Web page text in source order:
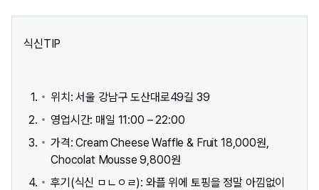
식신TIP
위치: 서울 강남구 도산대로49길 39 ​
영업시간: 매일 11:00 – 22:00
가격: Cream Cheese Waffle & Fruit 18,000원,
Chocolat Mousse 9,800원
후기(식신 ㅁㄴㅇㄹ): 와플 위에 토핑을 정말 아낌없이